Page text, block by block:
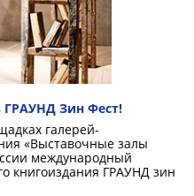
ГРАУНД Зин Фест!
галерей-
«Выставочные залы
международный
книгоиздания ГРАУНД зин